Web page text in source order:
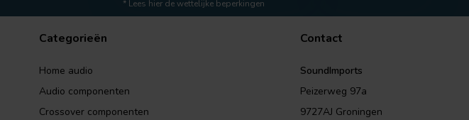
* Lees hier de wettelijke beperkingen
Categorieën
Home audio
Audio componenten
Crossover componenten
Contact
SoundImports
Peizerweg 97a
9727AJ Groningen